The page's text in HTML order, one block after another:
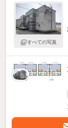
すべての写真